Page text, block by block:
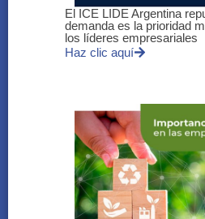
El ICE LIDE Argentina
demanda es la prioridad
los líderes empresariales
Haz clic aquí